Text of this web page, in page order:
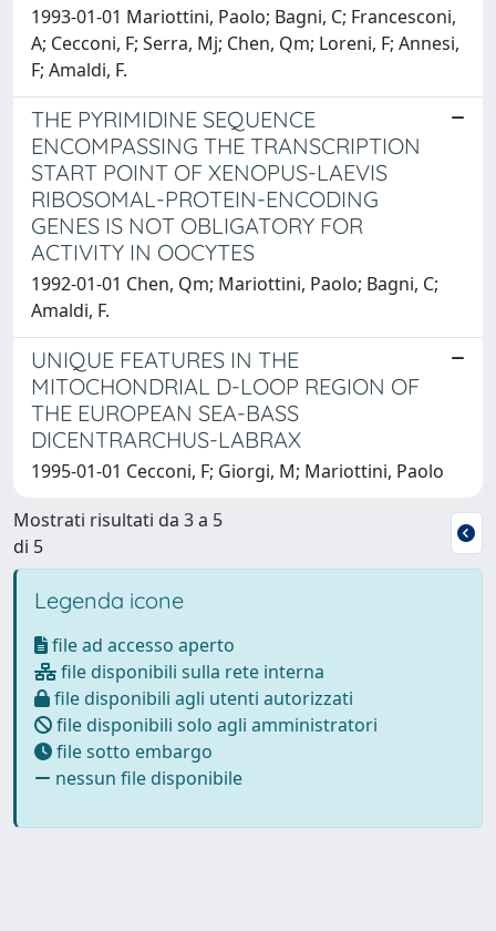
1993-01-01 Mariottini, Paolo; Bagni, C; Francesconi,
A; Cecconi, F; Serra, Mj; Chen, Qm; Loreni, F; Annesi,
F; Amaldi, F.
THE PYRIMIDINE SEQUENCE
ENCOMPASSING THE TRANSCRIPTION
START POINT OF XENOPUS-LAEVIS
RIBOSOMAL-PROTEIN-ENCODING
GENES IS NOT OBLIGATORY FOR
ACTIVITY IN OOCYTES
1992-01-01 Chen, Qm; Mariottini, Paolo; Bagni, C;
Amaldi, F.
UNIQUE FEATURES IN THE
MITOCHONDRIAL D-LOOP REGION OF
THE EUROPEAN SEA-BASS
DICENTRARCHUS-LABRAX
1995-01-01 Cecconi, F; Giorgi, M; Mariottini, Paolo
Mostrati risultati da 3 a 5
di 5
Legenda icone
file ad accesso aperto
file disponibili sulla rete interna
file disponibili agli utenti autorizzati
file disponibili solo agli amministratori
file sotto embargo
nessun file disponibile